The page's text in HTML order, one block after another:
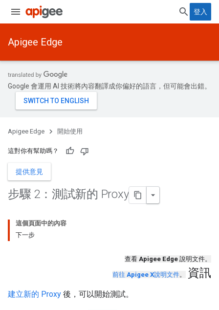
登入
Apigee Edge
Google 會運用 AI 技術將內容翻譯成你偏好的語言，但可能會出錯。
Apigee Edge 開始使用
這對你有幫助嗎？
提供意見
步驟 2：測試新的 Proxy
這個頁面中的內容
下一步
查看 Apigee Edge 說明文件。
前往 Apigee X說明文件。 資訊
建立新的 Proxy 後，可以開始測試。